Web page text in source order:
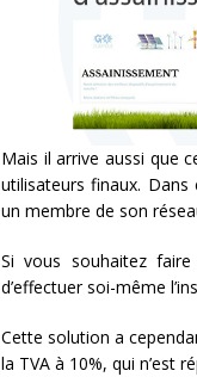
Mais il arrive aussi que
utilisateurs finaux.
un membre de son
Si vous souhaitez
d’effectuer soi-même
Cette solution a
la TVA à 10%, qui n’est